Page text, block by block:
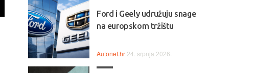
Ford i Geely udružuju snage
na europskom tržištu
Autonet.hr 24. srpnja 2026.